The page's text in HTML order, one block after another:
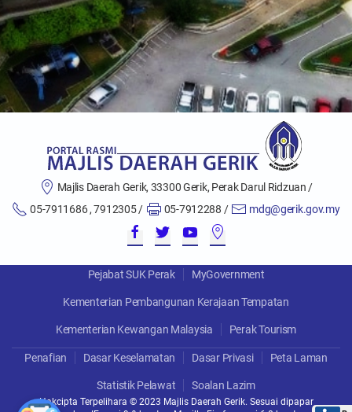
Majlis Daerah Gerik, 33300 Gerik, Perak Darul Ridzuan /
05-7911686 , 7912305 /
05-7912288 / mdg@gerik.gov.my
Pejabat SUK Perak MyGovernment
Kementerian Pembangunan Kerajaan Tempatan
Kementerian Kewangan Malaysia Perak Tourism
Penafian Dasar Keselamatan Dasar Privasi Peta Laman
Statistik Pelawat Soalan Lazim
Hakcipta Terpelihara © 2023 Majlis Daerah Gerik. Sesuai dipapar